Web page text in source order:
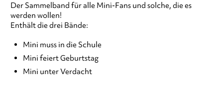
Der Sammelband für alle Mini-Fans und solche, die es
werden wollen!
Enthält die drei Bände:
Mini muss in die Schule
Mini feiert Geburtstag
Mini unter Verdacht